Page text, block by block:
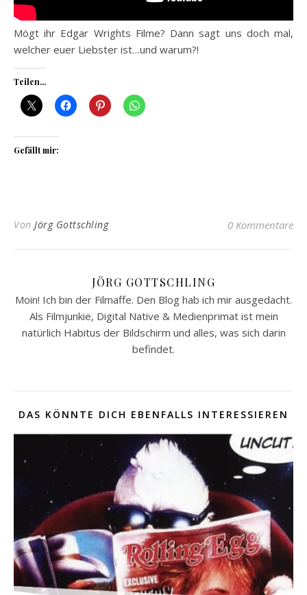
Mögt ihr Edgar Wrights Filme? Dann sagt uns doch mal,
welcher euer Liebster ist…und warum?!
Teilen...
Gefällt mir:
Von Jörg Gottschling 0 Kommentare
JÖRG GOTTSCHLING
Moin! Ich bin der Filmaffe. Den Blog hab ich mir ausgedacht.
Als Filmjunkie, Digital Native & Medienprimat ist mein
natürlich Habitus der Bildschirm und alles, was sich darin
befindet.
DAS KÖNNTE DICH EBENFALLS INTERESSIEREN